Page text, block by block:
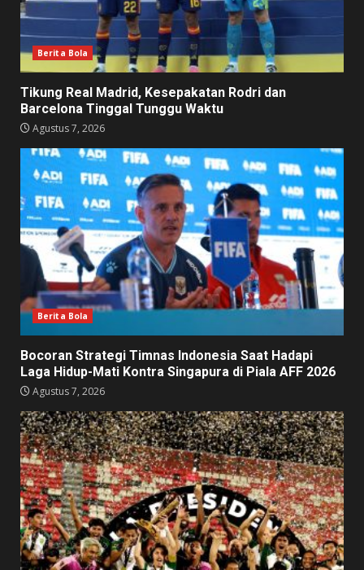
Berita Bola
Tikung Real Madrid, Kesepakatan Rodri dan
Barcelona Tinggal Tunggu Waktu
Agustus 7, 2026
Berita Bola
Bocoran Strategi Timnas Indonesia Saat Hadapi
Laga Hidup-Mati Kontra Singapura di Piala AFF 2026
Agustus 7, 2026